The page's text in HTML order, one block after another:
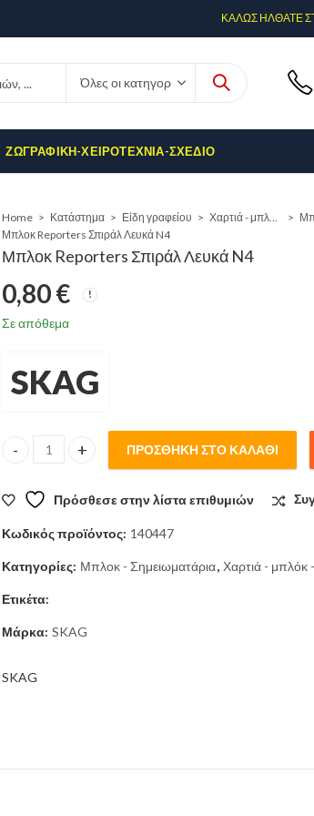
ΚΑΛΩΣ ΗΛΘΑΤΕ
ΖΩΓΡΑΦΙΚΉ-ΧΕΙΡΟΤΕΧΝΊΑ-ΣΧΈΔΙΟ
Home Κατάστημα Είδη γραφείου Χαρτιά - μπλόκ - φάκελοι
Μπλοκ Reporters Σπιράλ Λευκά N4
Μπλοκ Reporters Σπιράλ Λευκά N4
0,80€
Σε απόθεμα
SKAG
Μπλοκ Reporters Σπιράλ Λευκά N4 quantity
ΠΡΟΣΘΉΚΗ ΣΤΟ ΚΑΛΆΘΙ
Πρόσθεσε στην λίστα επιθυμιών
Κωδικός προϊόντος: 140447
Κατηγορίες: Μπλοκ - Σημειωματάρια, Χαρτιά - μπλόκ
Ετικέτα:
Μάρκα: SKAG
SKAG